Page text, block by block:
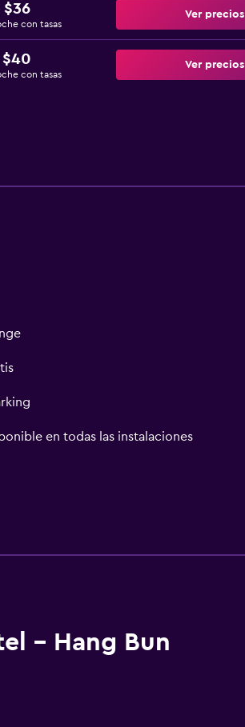
$36
con tasas
Ver precios
$40
con tasas
Ver precios
en todas las instalaciones
o madera noble
- Hang Bun